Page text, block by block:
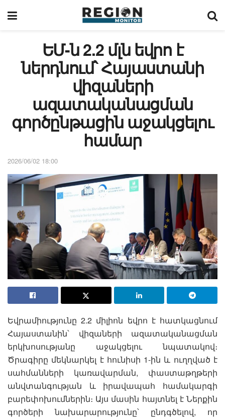
ԵՄ-ն 2.2 մլն եվրո է
ներդնում՝ Հայաստանի
վիզաների
ազատականացման
գործընթացին աջակցելու
համար
2026/06/02 18:00
Եվրամիությունը 2.2 միլիոն եվրո է հատկացնում
Հայաստանին՝ վիզաների ազատականացման
երկխոսությանը աջակցելու նպատակով։
Ծրագիրը մեկնարկել է հունիսի 1-ին և ուղղված է
սահմանների կառավարման, փաստաթղթերի
անվտանգության և իրավապահ համակարգի
բարեփոխումներին։ Այս մասին հայտնել է Ներքին
գործերի նախարարությունը՝ ընդգծելով, որ